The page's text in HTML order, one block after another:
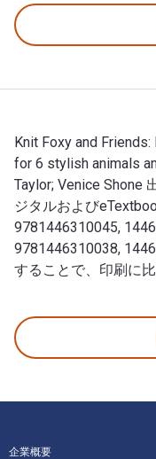
Knit Foxy and
for 6 stylish animals
Taylor; Venice Shone
ジタルおよび
9781446310045,
9781446310038,
することで、印刷に
企業概要